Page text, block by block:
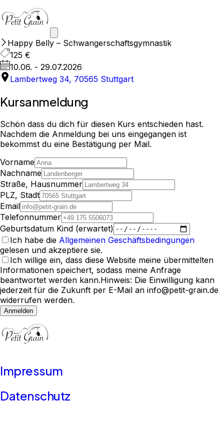
Happy Belly – Schwangerschaftsgymnastik
125 €
10.06. - 29.07.2026
Lambertweg 34, 70565 Stuttgart
Kursanmeldung
Schön dass du dich für diesen Kurs entschieden hast.
Nachdem die Anmeldung bei uns eingegangen ist
bekommst du eine Bestätigung per Mail.
Vorname
Nachname
Straße, Hausnummer
PLZ, Stadt
Email
Telefonnummer
Geburtsdatum Kind (erwartet)
Ich habe die Allgemeinen Geschäftsbedingungen
gelesen und akzeptiere sie.
Ich willige ein, dass diese Website meine übermittelten
Informationen speichert, sodass meine Anfrage
beantwortet werden kann.Hinweis: Die Einwilligung kann
jederzeit für die Zukunft per E-Mail an info@petit-grain.de
widerrufen werden.
Anmelden
Impressum
Datenschutz